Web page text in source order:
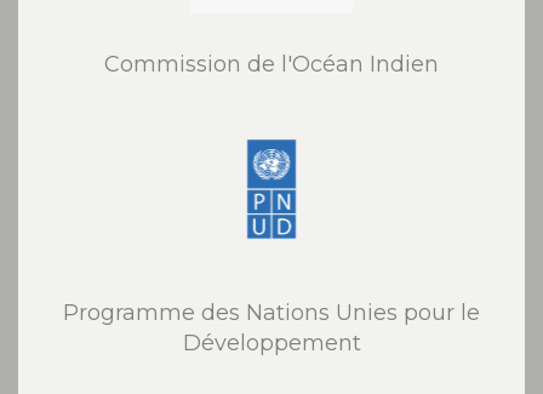
Commission de l'Océan Indien
Programme des Nations Unies pour le
Développement